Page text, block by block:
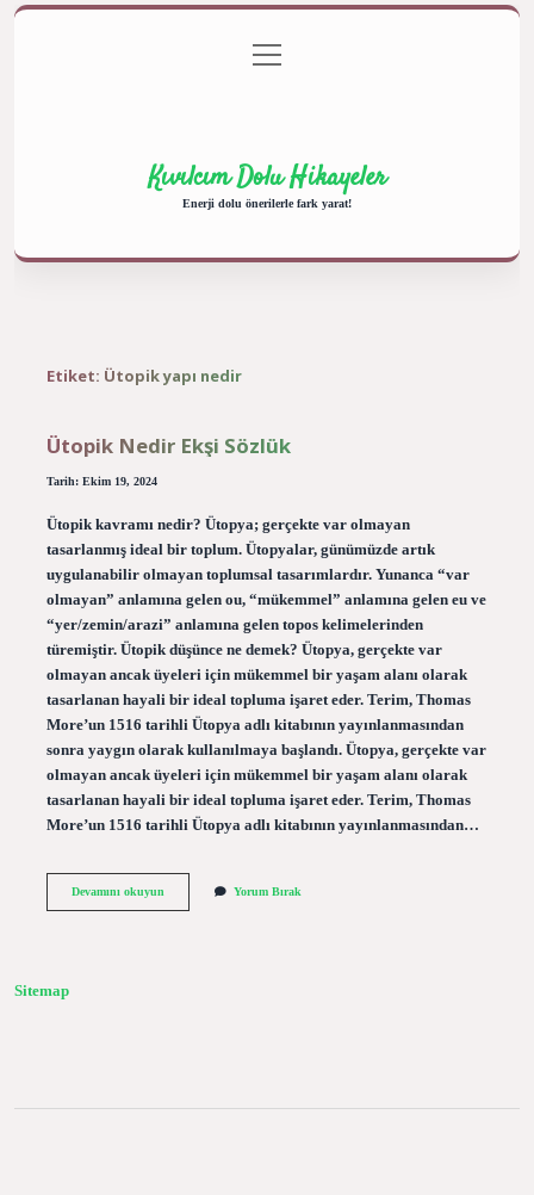
Gizlilik Politikası
menüyü
aç
Kıvılcım Dolu Hikayeler
Enerji dolu önerilerle fark yarat!
Etiket: Ütopik yapı nedir
Ütopik Nedir Ekşi Sözlük
Tarih: Ekim 19, 2024
Ütopik kavramı nedir? Ütopya; gerçekte var olmayan
tasarlanmış ideal bir toplum. Ütopyalar, günümüzde artık
uygulanabilir olmayan toplumsal tasarımlardır. Yunanca “var
olmayan” anlamına gelen ou, “mükemmel” anlamına gelen eu ve
“yer/zemin/arazi” anlamına gelen topos kelimelerinden
türemiştir. Ütopik düşünce ne demek? Ütopya, gerçekte var
olmayan ancak üyeleri için mükemmel bir yaşam alanı olarak
tasarlanan hayali bir ideal topluma işaret eder. Terim, Thomas
More’un 1516 tarihli Ütopya adlı kitabının yayınlanmasından
sonra yaygın olarak kullanılmaya başlandı. Ütopya, gerçekte var
olmayan ancak üyeleri için mükemmel bir yaşam alanı olarak
tasarlanan hayali bir ideal topluma işaret eder. Terim, Thomas
More’un 1516 tarihli Ütopya adlı kitabının yayınlanmasından…
Devamını okuyunÜtopik
Yorum Bırak
Sitemap